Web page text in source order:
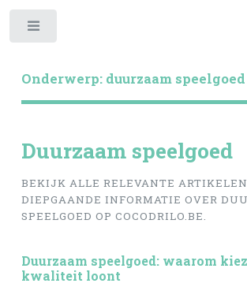
Onderwerp: duurzaam speelgoed
Duurzaam speelgoed
BEKIJK ALLE RELEVANTE
DIEPGAANDE INFORMATIE OVER
SPEELGOED OP COCODRILO.BE.
Duurzaam speelgoed: waarom
kwaliteit loont